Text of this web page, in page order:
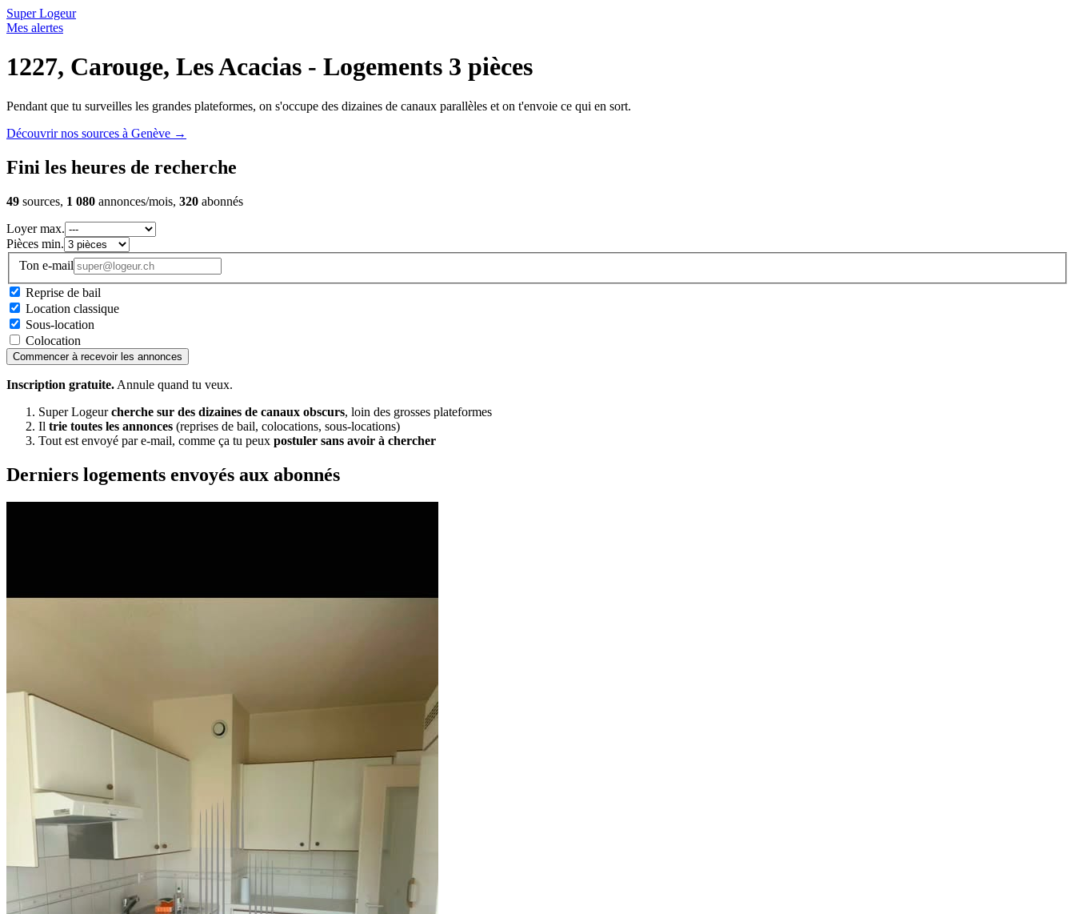
Super Logeur
Mes alertes
1227, Carouge, Les Acacias - Logements 3 pièces
Pendant que tu surveilles les grandes plateformes, on s'occupe des dizaines de canaux parallèles et on t'envoie ce qui en sort.
Découvrir nos sources à Genève →
Fini les heures de recherche
49 sources, 1 080 annonces/mois, 320 abonnés
Loyer max.
Pièces min.
Ton e-mail
Reprise de bail
Location classique
Sous-location
Colocation
Commencer à recevoir les annonces
Inscription gratuite. Annule quand tu veux.
Super Logeurcherche sur des dizaines de canaux obscurs, loin des grosses plateformes
Il trie toutes les annonces (reprises de bail, colocations, sous-locations)
Tout est envoyé par e-mail, comme ça tu peux postuler sans avoir à chercher
Derniers logements envoyés aux abonnés